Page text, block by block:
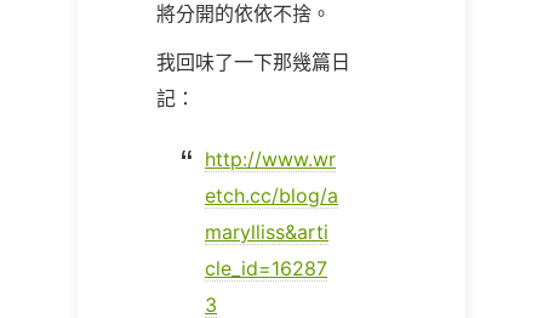
將分開的依依不捨。
我回味了一下那幾篇日
記：
http://www.wr
etch.cc/blog/a
marylliss&arti
cle_id=16287
3